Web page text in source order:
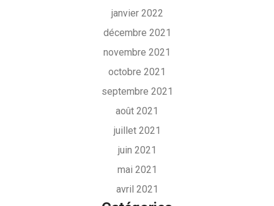
janvier 2022
décembre 2021
novembre 2021
octobre 2021
septembre 2021
août 2021
juillet 2021
juin 2021
mai 2021
avril 2021